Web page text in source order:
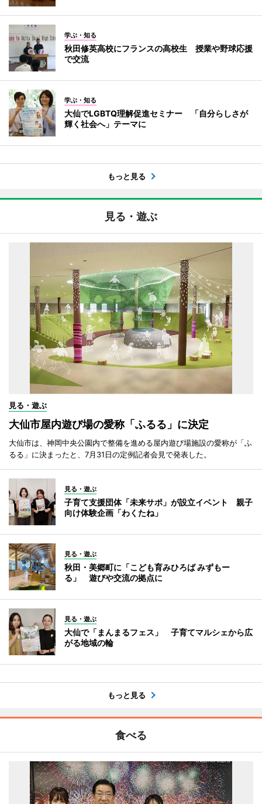
学ぶ・知る
秋田修英高校にフランスの高校生 授業や野球応援
で交流
学ぶ・知る
大仙でLGBTQ理解促進セミナー 「自分らしさが
輝く社会へ」テーマに
もっと見る
見る・遊ぶ
見る・遊ぶ
大仙市屋内遊び場の愛称「ふるる」に決定
大仙市は、神岡中央公園内で整備を進める屋内遊び場施設の愛称が「ふ
るる」に決まったと、7月31日の定例記者会見で発表した。
見る・遊ぶ
子育て支援団体「未来サポ」が設立イベント 親子
向け体験企画「わくたね」
見る・遊ぶ
秋田・美郷町に「こども育みひろば みずもー
る」 遊びや交流の拠点に
見る・遊ぶ
大仙で「まんまるフェス」 子育てマルシェから広
がる地域の輪
もっと見る
食べる